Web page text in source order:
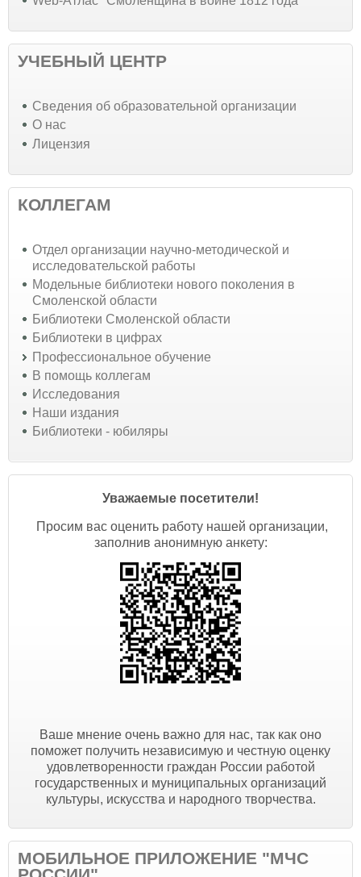
УЧЕБНЫЙ ЦЕНТР
Cведения об образовательной организации
О нас
Лицензия
КОЛЛЕГАМ
Отдел организации научно-методической и
исследовательской работы
Модельные библиотеки нового поколения в
Смоленской области
Библиотеки Смоленской области
Библиотеки в цифрах
Профессиональное обучение
В помощь коллегам
Исследования
Наши издания
Библиотеки - юбиляры
Уважаемые посетители!
Просим вас оценить работу нашей организации,
заполнив анонимную анкету:
Ваше мнение очень важно для нас, так как оно
поможет получить независимую и честную оценку
удовлетворенности граждан России работой
государственных и муниципальных организаций
культуры, искусства и народного творчества.
МОБИЛЬНОЕ ПРИЛОЖЕНИЕ "МЧС